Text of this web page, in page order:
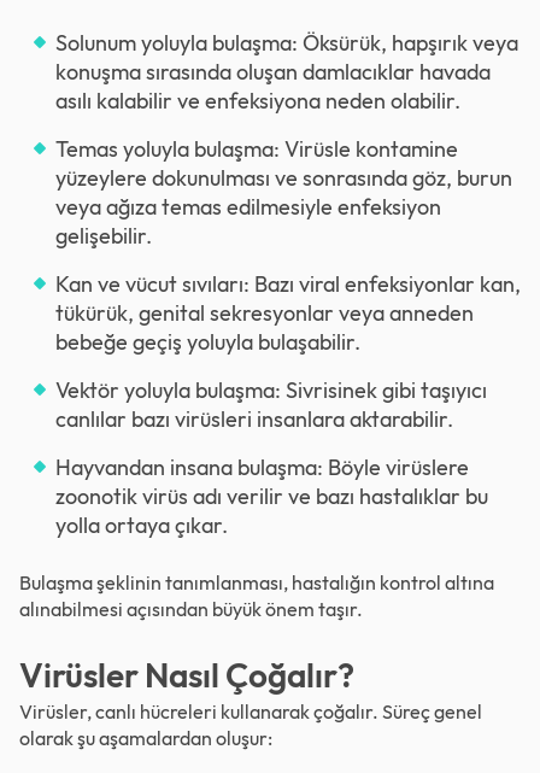
Solunum yoluyla bulaşma: Öksürük, hapşırık veya
konuşma sırasında oluşan damlacıklar havada
asılı kalabilir ve enfeksiyona neden olabilir.
Temas yoluyla bulaşma: Virüsle kontamine
yüzeylere dokunulması ve sonrasında göz, burun
veya ağıza temas edilmesiyle enfeksiyon
gelişebilir.
Kan ve vücut sıvıları: Bazı viral enfeksiyonlar kan,
tükürük, genital sekresyonlar veya anneden
bebeğe geçiş yoluyla bulaşabilir.
Vektör yoluyla bulaşma: Sivrisinek gibi taşıyıcı
canlılar bazı virüsleri insanlara aktarabilir.
Hayvandan insana bulaşma: Böyle virüslere
zoonotik virüs adı verilir ve bazı hastalıklar bu
yolla ortaya çıkar.
Bulaşma şeklinin tanımlanması, hastalığın kontrol altına
alınabilmesi açısından büyük önem taşır.
Virüsler Nasıl Çoğalır?
Virüsler, canlı hücreleri kullanarak çoğalır. Süreç genel
olarak şu aşamalardan oluşur: